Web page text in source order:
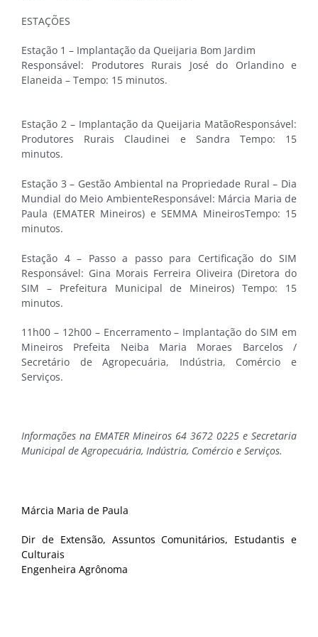
ESTAÇÕES
Estação 1 – Implantação da Queijaria Bom Jardim
Responsável: Produtores Rurais José do Orlandino e
Elaneida – Tempo: 15 minutos.
Estação 2 – Implantação da Queijaria MatãoResponsável:
Produtores Rurais Claudinei e Sandra Tempo: 15
minutos.
Estação 3 – Gestão Ambiental na Propriedade Rural – Dia
Mundial do Meio AmbienteResponsável: Márcia Maria de
Paula (EMATER Mineiros) e SEMMA MineirosTempo: 15
minutos.
Estação 4 – Passo a passo para Certificação do SIM
Responsável: Gina Morais Ferreira Oliveira (Diretora do
SIM – Prefeitura Municipal de Mineiros) Tempo: 15
minutos.
11h00 – 12h00 – Encerramento – Implantação do SIM em
Mineiros Prefeita Neiba Maria Moraes Barcelos /
Secretário de Agropecuária, Indústria, Comércio e
Serviços.
Informações na EMATER Mineiros 64 3672 0225 e Secretaria
Municipal de Agropecuária, Indústria, Comércio e Serviços.
Márcia Maria de Paula
Dir de Extensão, Assuntos Comunitários, Estudantis e
Culturais
Engenheira Agrônoma